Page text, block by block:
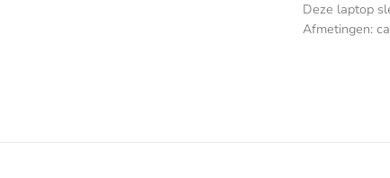
Deze laptop
Afmetingen: